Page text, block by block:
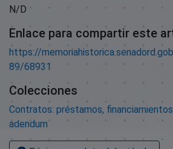
N/D
Enlace para compartir este
https://
89/68931
Colecciones
Contratos: préstamos,
adendum